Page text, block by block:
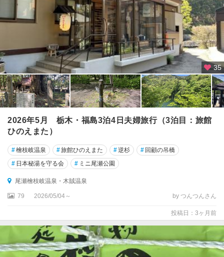
・
梯
会
津
・
喜
方
・
山
温
奥
・
見
35
2026年5月 栃木・福島3泊4日夫婦旅行（3泊目：旅館
ひのえまた）
#檜枝岐温泉 #旅館ひのえまた #逆杉 # 回顧の吊橋
# 日本秘湯を守る会 # ミニ尾瀬公園
尾瀬檜枝岐温泉・木賊温泉
79 2026/05/04～ by つんつんさん
投稿日：3ヶ月前